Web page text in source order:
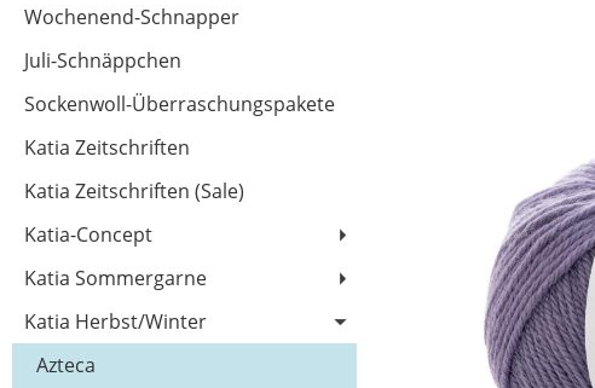
Wochenend-Schnapper
Juli-Schnäppchen
Sockenwoll-Überraschungspakete
Katia Zeitschriften
Katia Zeitschriften (Sale)
Katia-Concept
Katia Sommergarne
Katia Herbst/Winter
Azteca